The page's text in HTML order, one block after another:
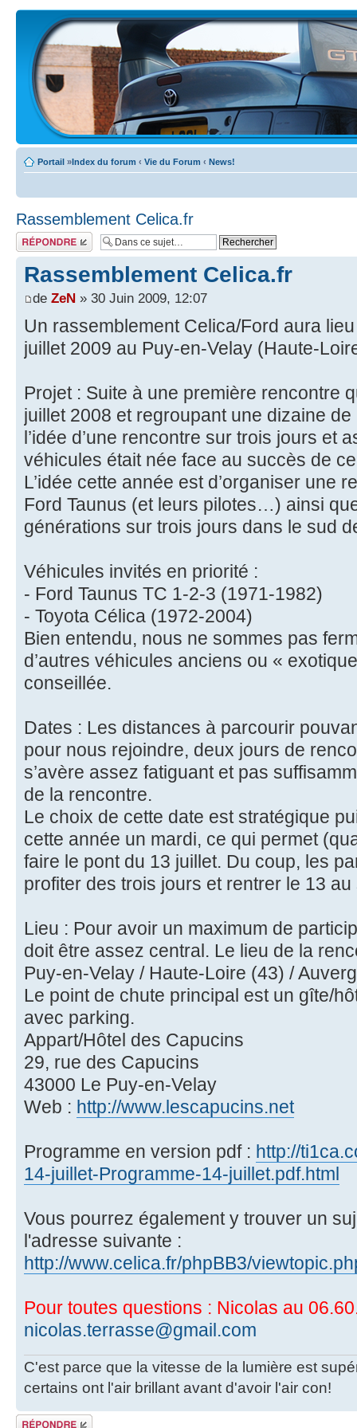
Portail »Index du forum ‹ Vie du Forum ‹ News!
Rassemblement Celica.fr
Écrire un
commentaire
Rassemblement Celica.fr
de ZeN » 30 Juin 2009, 12:07
Un rassemblement Celica/Ford aura
juillet 2009 au Puy-en-Velay (Haute-
Projet : Suite à une première rencontre
juillet 2008 et regroupant une dizaine
l’idée d’une rencontre sur trois jours et
véhicules était née face au succès de
L’idée cette année est d’organiser une
Ford Taunus (et leurs pilotes…) ainsi
générations sur trois jours dans le sud
Véhicules invités en priorité :
- Ford Taunus TC 1-2-3 (1971-1982)
- Toyota Célica (1972-2004)
Bien entendu, nous ne sommes pas
d’autres véhicules anciens ou «
conseillée.
Dates : Les distances à parcourir
pour nous rejoindre, deux jours de
s’avère assez fatiguant et pas
de la rencontre.
Le choix de cette date est stratégique
cette année un mardi, ce qui permet
faire le pont du 13 juillet. Du coup, les
profiter des trois jours et rentrer le 13
Lieu : Pour avoir un maximum de
doit être assez central. Le lieu de la
Puy-en-Velay / Haute-Loire (43) /
Le point de chute principal est un gîte/
avec parking.
Appart/Hôtel des Capucins
29, rue des Capucins
43000 Le Puy-en-Velay
Web : http://www.lescapucins.net
Programme en version pdf : http://
14-juillet-Programme-14-juillet.pdf.html
Vous pourrez également y trouver un
l'adresse suivante :
http://www.celica.fr/phpBB3/
Pour toutes questions : Nicolas au
nicolas.terrasse@gmail.com
C'est parce que la vitesse de la lumière est
certains ont l'air brillant avant d'avoir l'air con!
Écrire un